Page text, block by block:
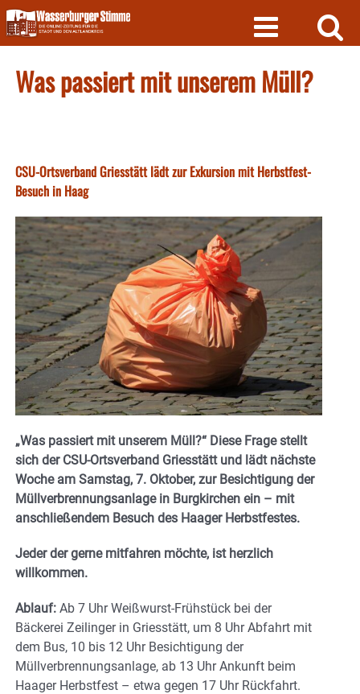
Skip
to
content
Was passiert mit unserem Müll?
CSU-Ortsverband Griesstätt lädt zur Exkursion mit Herbstfest-
Besuch in Haag
„Was passiert mit unserem Müll?“ Diese Frage stellt
sich der CSU-Ortsverband Griesstätt und lädt nächste
Woche am Samstag, 7. Oktober, zur Besichtigung der
Müllverbrennungsanlage in Burgkirchen ein – mit
anschließendem Besuch des Haager Herbstfestes.
Jeder der gerne mitfahren möchte, ist herzlich
willkommen.
Ablauf: Ab 7 Uhr Weißwurst-Frühstück bei der
Bäckerei Zeilinger in Griesstätt, um 8 Uhr Abfahrt mit
dem Bus, 10 bis 12 Uhr Besichtigung der
Müllverbrennungsanlage, ab 13 Uhr Ankunft beim
Haager Herbstfest – etwa gegen 17 Uhr Rückfahrt.